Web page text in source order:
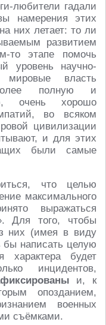
любители гадали
намерения этих
них летает: то ли
развитием
то этапе помочь
уровень научно-
мировые власть
полную и
очень хорошо
во всяком
цивилизации
и для этих
были самые
что целью
максимального
выражаться
Для того, чтобы
них (имея в виду
написать целую
будет
инцидентов,
и, к
опозданием,
военных
съёмками.